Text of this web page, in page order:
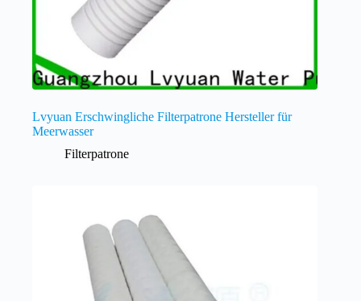
Lvyuan Erschwingliche Filterpatrone Hersteller für
Meerwasser
Filterpatrone